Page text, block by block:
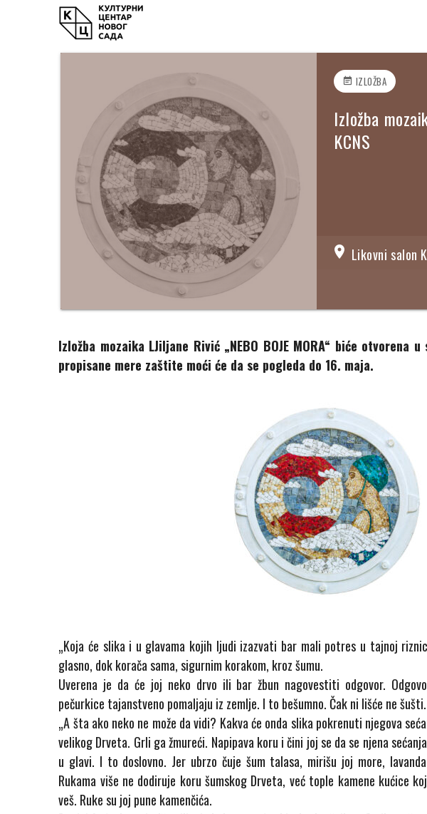
event_note IZLOŽBA
Izložba
KCNS
location_on Likovni salon
Izložba mozaika LJiljane Rivić „NEBO BOJE MORA“ biće otvorena
propisane mere zaštite moći će da se pogleda do 16. maja.
„Koja će slika i u glavama kojih ljudi izazvati bar mali potres u tajnoj
glasno, dok korača sama, sigurnim korakom, kroz šumu.
Uverena je da će joj neko drvo ili bar žbun nagovestiti odgovor.
pečurkice tajanstveno pomaljaju iz zemlje. I to bešumno. Čak ni lišće ne šušti.
„A šta ako neko ne može da vidi? Kakva će onda slika pokrenuti njegova
velikog Drveta. Grli ga žmureći. Napipava koru i čini joj se da se njena
u glavi. I to doslovno. Jer ubrzo čuje šum talasa, mirišu joj more,
Rukama više ne dodiruje koru šumskog Drveta, već tople kamene kućice
veš. Ruke su joj pune kamenčića.